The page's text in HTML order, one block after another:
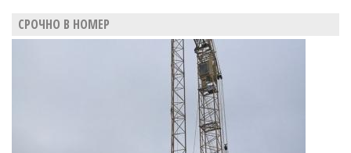
СРОЧНО В НОМЕР